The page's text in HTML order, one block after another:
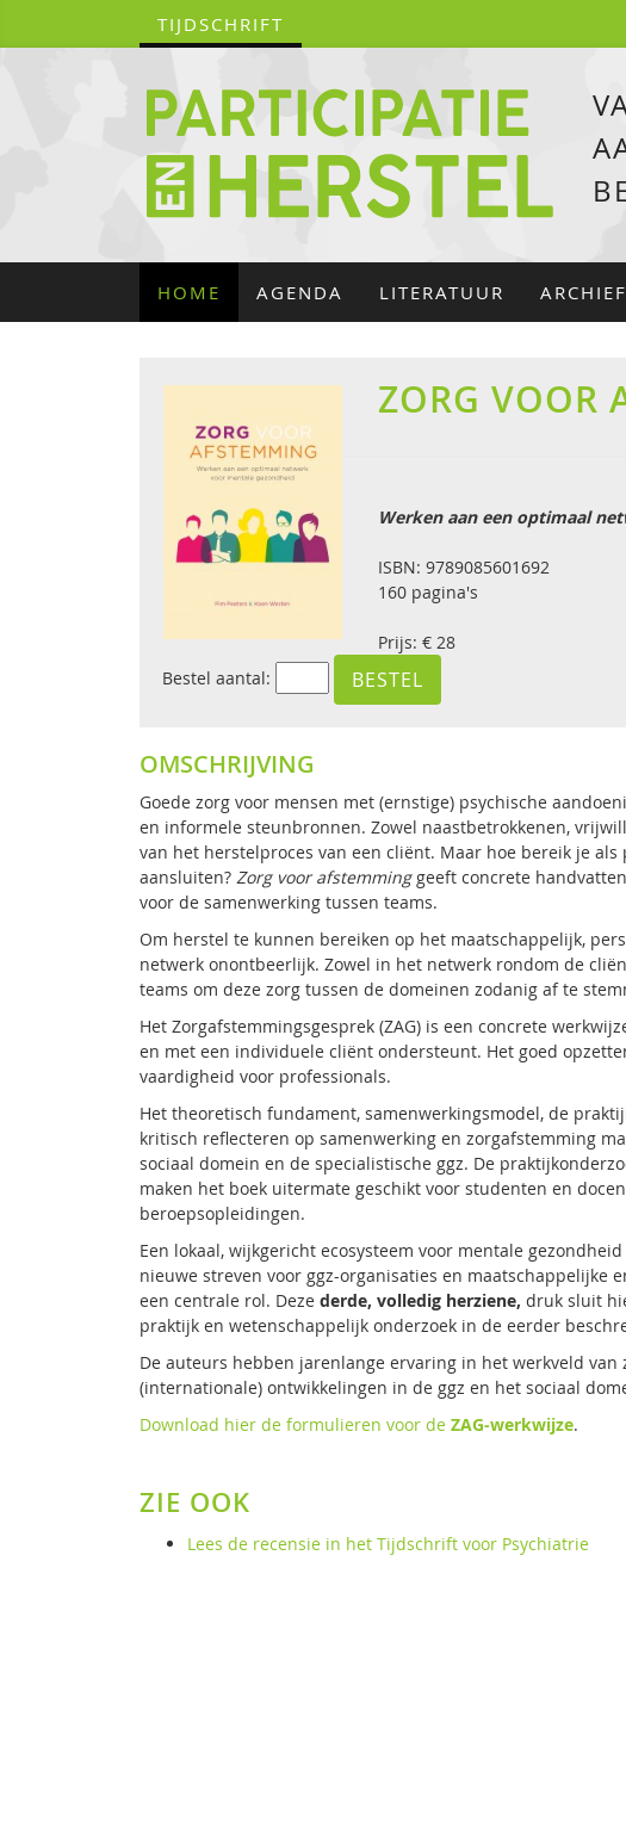
TIJDSCHRIFT
HOME AGENDA LITERATUUR ARCHIEF
ZORG VOOR
Werken aan een optimaal
ISBN: 9789085601692
160 pagina's
Prijs: € 28
Bestel aantal:
OMSCHRIJVING
Goede zorg voor mensen met (ernstige) psychische
en informele steunbronnen. Zowel naastbetrokkenen,
van het herstelproces van een cliënt. Maar hoe bereik je
aansluiten? Zorg voor afstemminggeeft concrete
voor de samenwerking tussen teams.
Om herstel te kunnen bereiken op het maatschappelijk,
netwerk onontbeerlijk. Zowel in het netwerk rondom de
teams om deze zorg tussen de domeinen zodanig af te
Het Zorgafstemmingsgesprek (ZAG) is een concrete
en met een individuele cliënt ondersteunt. Het goed
vaardigheid voor professionals.
Het theoretisch fundament, samenwerkingsmodel, de
kritisch reflecteren op samenwerking en zorgafstemming
sociaal domein en de specialistische ggz. De
maken het boek uitermate geschikt voor studenten en
beroepsopleidingen.
Een lokaal, wijkgericht ecosysteem voor mentale
nieuwe streven voor ggz-organisaties en
een centrale rol. Deze derde, volledig herziene, druk sluit
praktijk en wetenschappelijk onderzoek in de eerder
De auteurs hebben jarenlange ervaring in het werkveld
(internationale) ontwikkelingen in de ggz en het sociaal
Download hier de formulieren voor de ZAG-werkwijze.
ZIE OOK
Lees de recensie in het Tijdschrift voor Psychiatrie